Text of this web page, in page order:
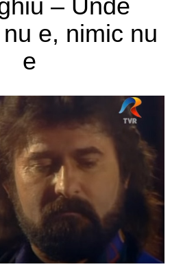
– Unde
e, nimic nu
e